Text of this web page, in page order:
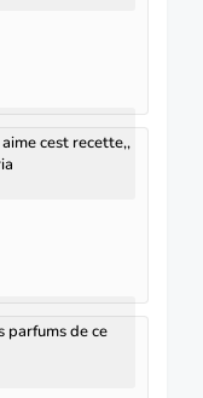
cest recette,,
parfums de ce